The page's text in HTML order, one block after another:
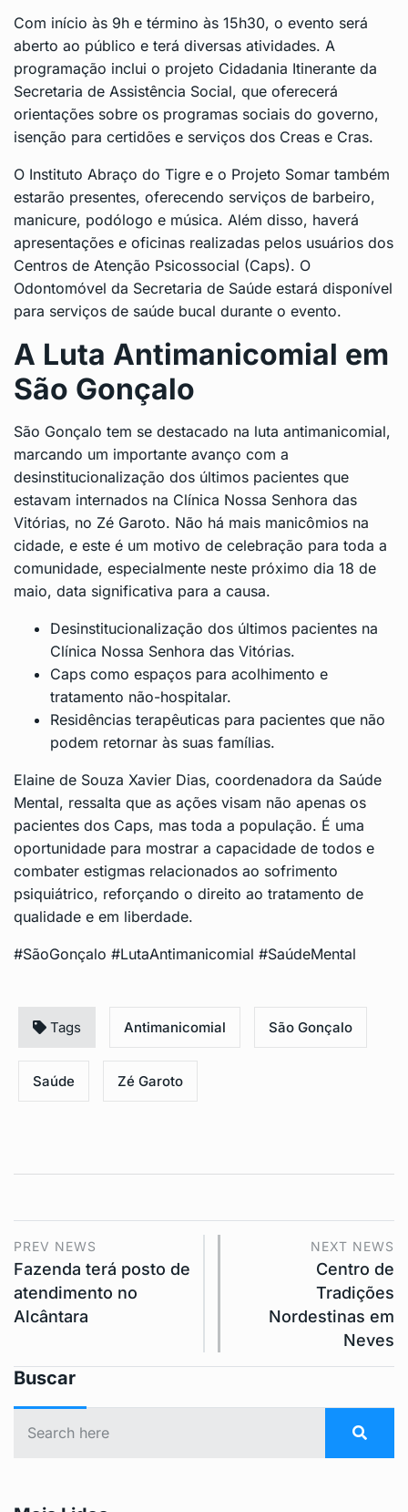
Com início às 9h e término às 15h30, o evento será
aberto ao público e terá diversas atividades. A
programação inclui o projeto Cidadania Itinerante da
Secretaria de Assistência Social, que oferecerá
orientações sobre os programas sociais do governo,
isenção para certidões e serviços dos Creas e Cras.
O Instituto Abraço do Tigre e o Projeto Somar também
estarão presentes, oferecendo serviços de barbeiro,
manicure, podólogo e música. Além disso, haverá
apresentações e oficinas realizadas pelos usuários dos
Centros de Atenção Psicossocial (Caps). O
Odontomóvel da Secretaria de Saúde estará disponível
para serviços de saúde bucal durante o evento.
A Luta Antimanicomial em
São Gonçalo
São Gonçalo tem se destacado na luta antimanicomial,
marcando um importante avanço com a
desinstitucionalização dos últimos pacientes que
estavam internados na Clínica Nossa Senhora das
Vitórias, no Zé Garoto. Não há mais manicômios na
cidade, e este é um motivo de celebração para toda a
comunidade, especialmente neste próximo dia 18 de
maio, data significativa para a causa.
Desinstitucionalização dos últimos pacientes na
Clínica Nossa Senhora das Vitórias.
Caps como espaços para acolhimento e
tratamento não-hospitalar.
Residências terapêuticas para pacientes que não
podem retornar às suas famílias.
Elaine de Souza Xavier Dias, coordenadora da Saúde
Mental, ressalta que as ações visam não apenas os
pacientes dos Caps, mas toda a população. É uma
oportunidade para mostrar a capacidade de todos e
combater estigmas relacionados ao sofrimento
psiquiátrico, reforçando o direito ao tratamento de
qualidade e em liberdade.
#SãoGonçalo #LutaAntimanicomial #SaúdeMental
Tags Antimanicomial São Gonçalo
Saúde Zé Garoto
PREV NEWS
Fazenda terá posto de
atendimento no
Alcântara
NEXT NEWS
Centro de
Tradições
Nordestinas em
Neves
Buscar